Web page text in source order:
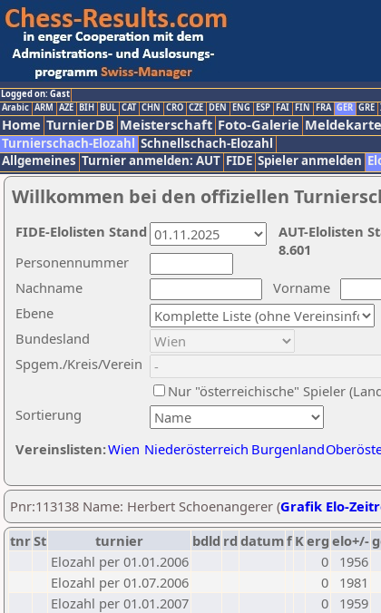
Logged on: Gast
Arabic ARM AZE BIH BUL CAT CHN CRO CZE DEN ENG ESP FAI FIN FRA GER GRE
Home TurnierDB Meisterschaft Foto-Galerie
Turnierschach-Elozahl Schnellschach-Elozahl
Allgemeines Turnier anmelden: AUT FIDE Spieler anmelden
Willkommen bei den offiziellen
Nachname
Vorname
Ebene
Sortierung
Personennummer
Bundesland
Spgem./Kreis/Verein
Nur "österreichische" Spieler
Vereinslisten:Wien Niederösterreich Burgenland
AUT-Elolisten
8.601
FIDE-Elolisten Stand
Pnr:113138 Name: Herbert Schoenangerer (Grafik Elo-
tnrSt turnier bdld rd datumf Kerg elo+/-
Elozahl per 01.01.2006
0
1956
Elozahl per 01.07.2006
0
1981
Elozahl per 01.01.2007
0
1959